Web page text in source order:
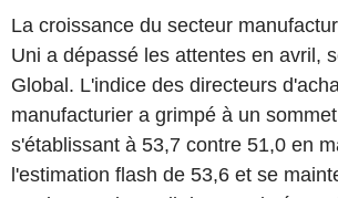
La croissance du secteur
Uni a dépassé les attentes en avril,
Global. L'indice des directeurs
manufacturier a grimpé à un
s'établissant à 53,7 contre 51,0 en
l'estimation flash de 53,6 et se